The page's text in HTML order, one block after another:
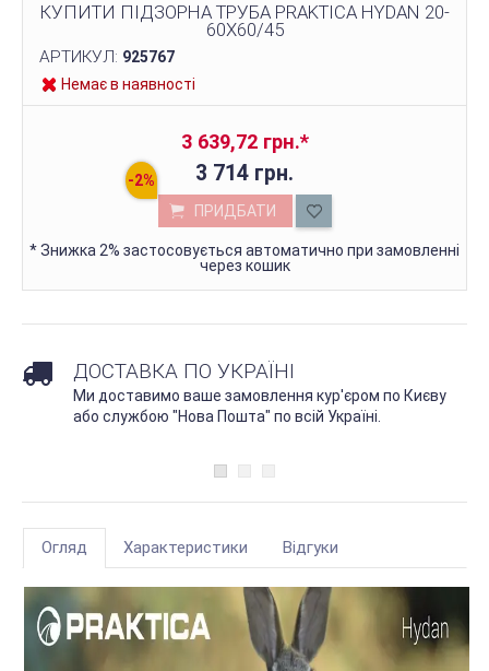
КУПИТИ ПІДЗОРНА ТРУБА PRAKTICA HYDAN 20-
60X60/45
АРТИКУЛ: 925767
Немає в наявності
3 639,72 грн.*
3 714 грн.
ПРИДБАТИ
*Знижка 2% застосовується автоматично при замовленні
через кошик
ДОСТАВКА ПО УКРАЇНІ
Ми доставимо ваше замовлення кур'єром по Києву
або службою "Нова Пошта" по всій Україні.
Огляд Характеристики Відгуки